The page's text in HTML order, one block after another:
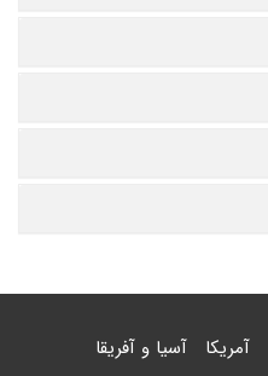
آمریکا آسیا و آفریقا